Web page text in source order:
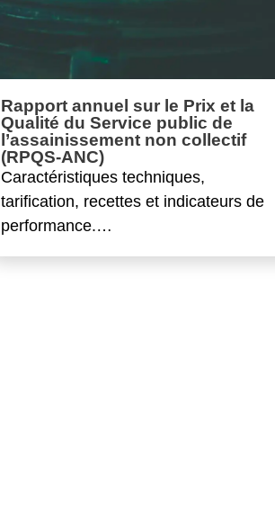
Rapport annuel sur le Prix et la
Qualité du Service public de
l’assainissement non collectif
(RPQS-ANC)
Caractéristiques techniques,
tarification, recettes et indicateurs de
performance.…